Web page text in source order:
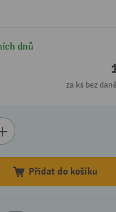
dnů
za ks bez
Přidat do košíku